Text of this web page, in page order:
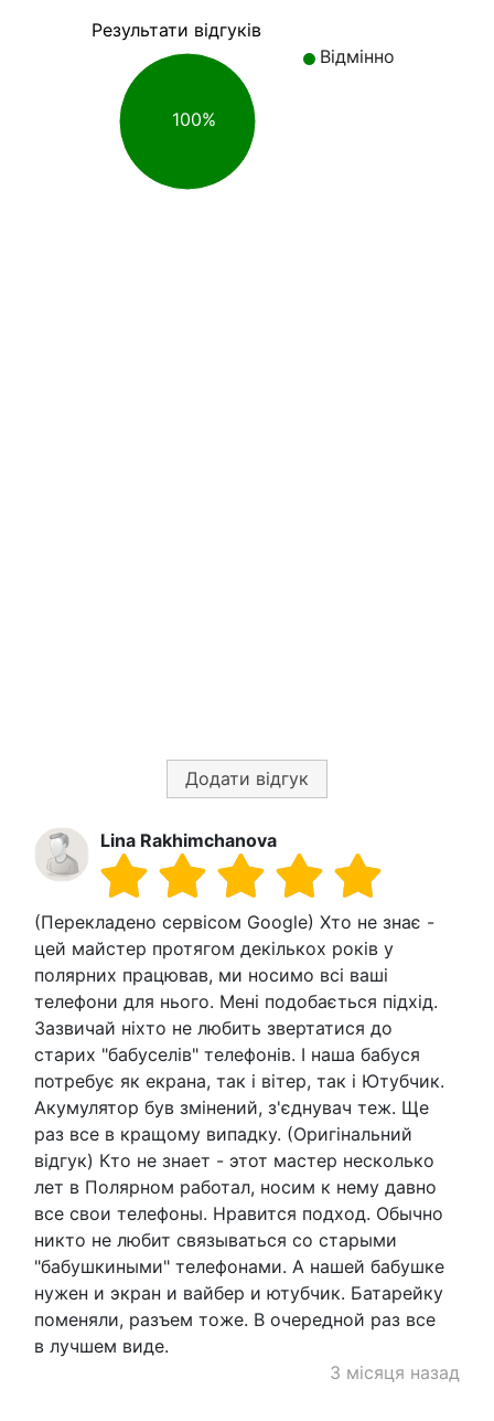
Результати відгуків
Відмінно
100%
Додати відгук
Lina Rakhimchanova
(Перекладено сервісом Google) Хто не знає -
цей майстер протягом декількох років у
полярних працював, ми носимо всі ваші
телефони для нього. Мені подобається підхід.
Зазвичай ніхто не любить звертатися до
старих "бабуселів" телефонів. І наша бабуся
потребує як екрана, так і вітер, так і Ютубчик.
Акумулятор був змінений, з'єднувач теж. Ще
раз все в кращому випадку. (Оригінальний
відгук) Кто не знает - этот мастер несколько
лет в Полярном работал, носим к нему давно
все свои телефоны. Нравится подход. Обычно
никто не любит связываться со старыми
"бабушкиными" телефонами. А нашей бабушке
нужен и экран и вайбер и ютубчик. Батарейку
поменяли, разъем тоже. В очередной раз все
в лучшем виде.
3 місяця назад